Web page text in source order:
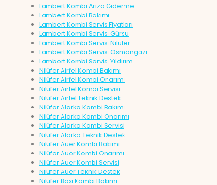
Lambert Kombi Arıza Giderme
Lambert Kombi Bakımı
Lambert Kombi Servis Fiyatları
Lambert Kombi Servisi Gürsu
Lambert Kombi Servisi Nilüfer
Lambert Kombi Servisi Osmangazi
Lambert Kombi Servisi Yıldırım
Nilüfer Airfel Kombi Bakımı
Nilüfer Airfel Kombi Onarımı
Nilüfer Airfel Kombi Servisi
Nilüfer Airfel Teknik Destek
Nilüfer Alarko Kombi Bakımı
Nilüfer Alarko Kombi Onarımı
Nilüfer Alarko Kombi Servisi
Nilüfer Alarko Teknik Destek
Nilüfer Auer Kombi Bakımı
Nilüfer Auer Kombi Onarımı
Nilüfer Auer Kombi Servisi
Nilüfer Auer Teknik Destek
Nilüfer Baxi Kombi Bakımı